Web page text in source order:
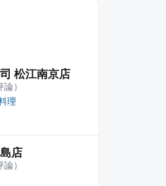
松江南京店
論）
理
店
論）